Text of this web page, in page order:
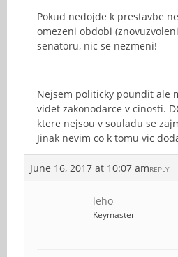
Pokud nedojde k prestavbe
omezeni obdobi
senatoru, nic se nezmeni!
Nejsem politicky poundit ale
videt zakonodarce v cinosti.
ktere nejsou v souladu se
Jinak nevim co k tomu vic
June 16, 2017 at 10:07 amREPLY
leho
Keymaster